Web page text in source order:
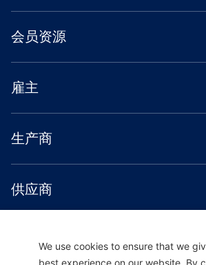
会员资源
雇主
生产商
供应商
关于我们
We use cookies to ensure that we
best experience on our website. By